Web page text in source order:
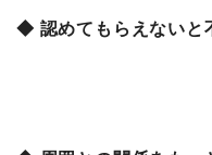
◆ 認めてもらえないと